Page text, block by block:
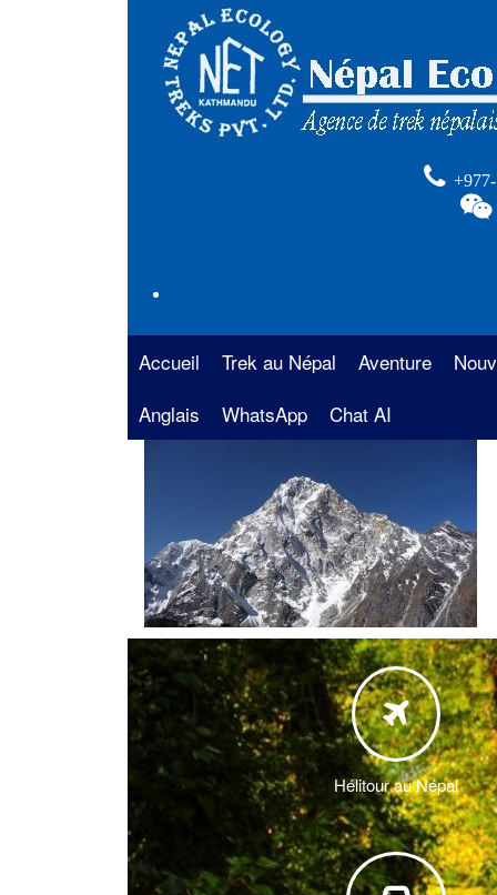
Accueil
Trek au Népal
La région de l’Annapurna
Trekking dans la région du
et Helambu
Trekking dans la région vallée du
Kathmandu
Trekking dans la région du
Trekking dans la région du
Circuits culturelles au Népal
Trekking hors des sentiers battus
Ascension de Sommets
Aventure
Rafting au Népal
Louer voiture au
Parapente au
Voyage en
Trek
chez
Trek
Anglais WhatsApp Chat AI
Hélitour au Népal